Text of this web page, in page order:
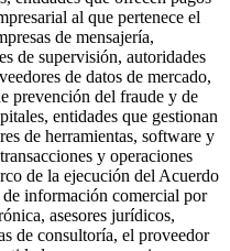
al que pertenece el
de mensajería,
de supervisión, autoridades
de datos de mercado,
prevención del fraude y de
entidades que gestionan
de herramientas, software y
y operaciones
de la ejecución del Acuerdo
información comercial por
asesores jurídicos,
de consultoría, el proveedor